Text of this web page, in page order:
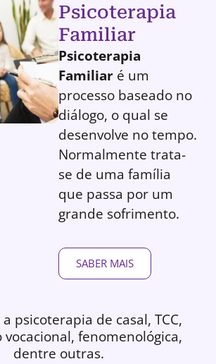
Psicoterapia
Familiar
Psicoterapia
Familiar é um
processo baseado no
diálogo, o qual se
desenvolve no tempo.
Normalmente trata-
se de uma família
que passa por um
grande sofrimento.
SABER MAIS
psicoterapia de casal, TCC,
fenomenológica,
dentre outras.